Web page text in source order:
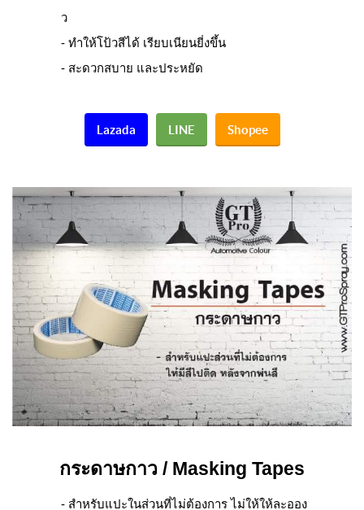
ว
- ทำให้โป้วสีได้ เรียบเนียนยี่งขึ้น
- สะดวกสบาย และประหยัด
Lazada LINE Shopee
กระดาษกาว / Masking Tapes
- สำหรับแปะในส่วนที่ไม่ต้องการ ไม่ให้ให้ละออง